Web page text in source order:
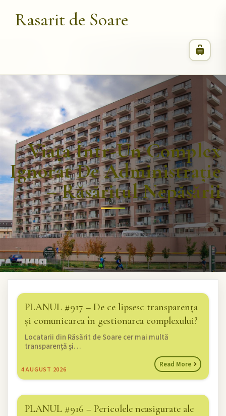
Rasarit de Soare
Viața Într-Un Complex
Ignorat De Administrație
– Răsăritul Nepăsării
PLANUL #917 – De ce lipsesc transparența
și comunicarea în gestionarea complexului?
4 AUGUST 2026
Locatarii din Răsărit de Soare cer mai multă
transparență și…
Read More
PLANUL #916 – Pericolele neasigurate ale